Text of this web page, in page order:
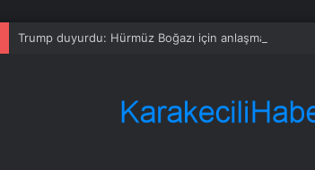
Trump duyurdu: Hürmüz Boğazı için anlaşma sağlandı